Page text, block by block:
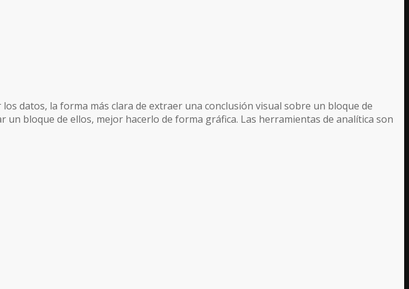
datos, la forma más clara de extraer una conclusión visual sobre un bloque de
bloque de ellos, mejor hacerlo de forma gráfica. Las herramientas de analítica son